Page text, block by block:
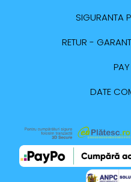
SIGURANTA
RETUR -
DATE